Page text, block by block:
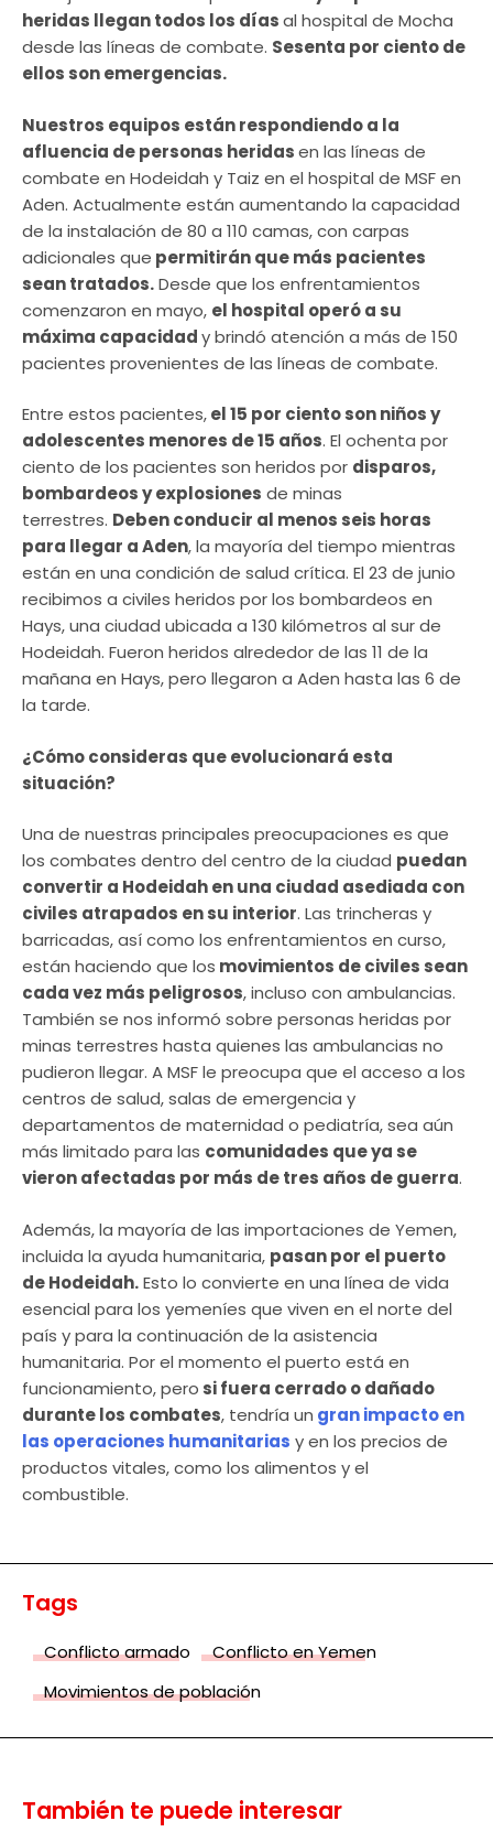
heridas llegan todos los díasal hospital de Mocha
desde las líneas de combate. Sesenta por ciento de
ellos son emergencias.
Nuestros equipos están respondiendo a la
afluencia de personas heridasen las líneas de
combate en Hodeidah y Taiz en el hospital de MSF en
Aden. Actualmente están aumentando la capacidad
de la instalación de 80 a 110 camas, con carpas
adicionales que permitirán que más pacientes
sean tratados.Desde que los enfrentamientos
comenzaron en mayo, el hospital operó a su
máxima capacidady brindó atención a más de 150
pacientes provenientes de las líneas de combate.
Entre estos pacientes,el 15 por ciento son niños y
adolescentes menores de 15 años. El ochenta por
ciento de los pacientes son heridos por disparos,
bombardeos y explosiones de minas
terrestres. Deben conducir al menos seis horas
para llegar a Aden, la mayoría del tiempo mientras
están en una condición de salud crítica. El 23 de junio
recibimos a civiles heridos por los bombardeos en
Hays, una ciudad ubicada a 130 kilómetros al sur de
Hodeidah. Fueron heridos alrededor de las 11 de la
mañana en Hays, pero llegaron a Aden hasta las 6 de
la tarde.
¿Cómo consideras que evolucionará esta
situación?
Una de nuestras principales preocupaciones es que
los combates dentro del centro de la ciudad puedan
convertir a Hodeidah en una ciudad asediada con
civiles atrapados en su interior. Las trincheras y
barricadas, así como los enfrentamientos en curso,
están haciendo que los movimientos de civiles sean
cada vez más peligrosos, incluso con ambulancias.
También se nos informó sobre personas heridas por
minas terrestres hasta quienes las ambulancias no
pudieron llegar. A MSF le preocupa que el acceso a los
centros de salud, salas de emergencia y
departamentos de maternidad o pediatría, sea aún
más limitado para las comunidades que ya se
vieron afectadas por más de tres años de guerra.
Además, la mayoría de las importaciones de Yemen,
incluida la ayuda humanitaria, pasan por el puerto
de Hodeidah.Esto lo convierte en una línea de vida
esencial para los yemeníes que viven en el norte del
país y para la continuación de la asistencia
humanitaria. Por el momento el puerto está en
funcionamiento, pero si fuera cerrado o dañado
durante los combates, tendría un gran impacto en
las operaciones humanitarias y en los precios de
productos vitales, como los alimentos y el
combustible.
Tags
Conflicto armado
Conflicto en Yemen
Movimientos de población
También te puede interesar